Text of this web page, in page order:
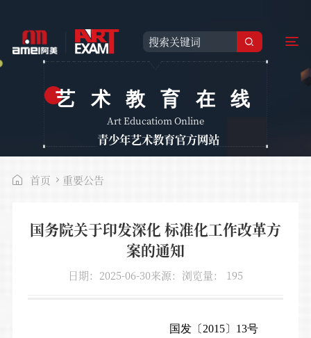
艺术教育在线
Art Educatiom Online
青少年艺术教育官方网站
首页 重要公告
国务院关于印发深化 标准化工作改革方
案的通知
日期：2025-06-30来源： 浏览量： 195
国发〔2015〕13号